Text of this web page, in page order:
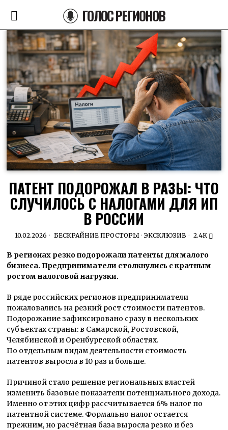
ГОЛОС РЕГИОНОВ
ПАТЕНТ ПОДОРОЖАЛ В РАЗЫ: ЧТО
СЛУЧИЛОСЬ С НАЛОГАМИ ДЛЯ ИП
В РОССИИ
10.02.2026 БЕСКРАЙНИЕ ПРОСТОРЫ · ЭКСКЛЮЗИВ 2.4K
В регионах резко подорожали патенты для малого
бизнеса.Предприниматели столкнулись с кратным
ростом налоговой нагрузки.
В ряде российских регионов предприниматели
пожаловались на резкий рост стоимости патентов.
Подорожание зафиксировано сразу в нескольких
субъектах страны: в Самарской, Ростовской,
Челябинской и Оренбургской областях.
По отдельным видам деятельности стоимость
патентов выросла в 10 раз и больше.
Причиной стало решение региональных властей
изменить базовые показатели потенциального дохода.
Именно от этих цифр рассчитывается 6% налог по
патентной системе. Формально налог остается
прежним, но расчётная база выросла резко и без